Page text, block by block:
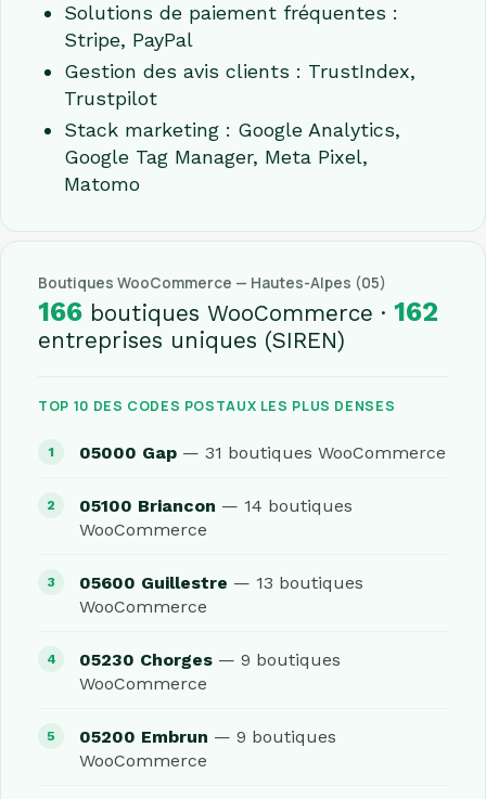
Solutions de paiement fréquentes :
Stripe, PayPal
Gestion des avis clients : TrustIndex,
Trustpilot
Stack marketing : Google Analytics,
Google Tag Manager, Meta Pixel,
Matomo
Boutiques WooCommerce — Hautes-Alpes (05)
166 boutiques WooCommerce ·162
entreprises uniques (SIREN)
TOP 10 DES CODES POSTAUX LES PLUS DENSES
05000 Gap — 31 boutiques WooCommerce
05100 Briancon — 14 boutiques
WooCommerce
05600 Guillestre — 13 boutiques
WooCommerce
05230 Chorges — 9 boutiques
WooCommerce
05200 Embrun — 9 boutiques
WooCommerce